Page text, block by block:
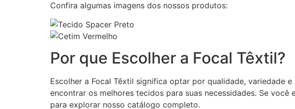
Confira algumas imagens dos nossos produtos:
Por que Escolher a Focal Têxtil?
Escolher a Focal Têxtil significa optar por qualidade, variedade
encontrar os melhores tecidos para suas necessidades. Se
para explorar nosso catálogo completo.